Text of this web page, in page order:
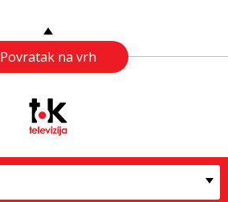
Povratak na vrh